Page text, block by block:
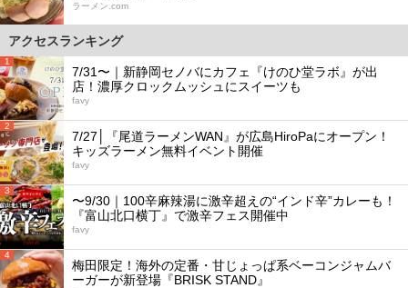
ラーメン.com
アクセスランキング
1
7/31〜｜新静岡セノバにカフェ『けのひ堂ラボ』が出
店！濃厚クロックムッシュにスイーツも
favy
2
7/27│『尾道ラーメンWAN』が広島HiroPaにオープン！
キッズラーメン無料イベント開催
favy
3
〜9/30｜100辛麻辣湯に激辛超えの“インド辛”カレーも！
『富山北口横丁』で激辛フェス開催中
favy
4
梅田限定！海外の定番・甘じょっぱ系ベーコンジャムバ
ーガーが新登場『BRISK STAND』